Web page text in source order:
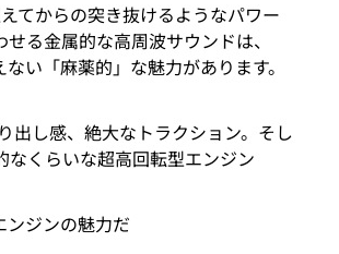
てからの突き抜けるようなパワー
せる金属的な高周波サウンドは、
い「麻薬的」な魅力があります。
出し感、絶大なトラクション。そし
なくらいな超高回転型エンジン
ンジンの魅力だ